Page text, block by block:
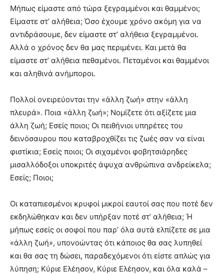
Μήπως είμαστε από τώρα ξεγραμμένοι και θαμμένοι;
Είμαστε στ’ αλήθεια; Όσο έχουμε χρόνο ακόμη για να
αντιδράσουμε, δεν είμαστε στ’ αλήθεια ξεγραμμένοι.
Αλλά ο χρόνος δεν θα μας περιμένει. Και μετά θα
είμαστε στ’ αλήθεια πεθαμένοι. Πεταμένοι και θαμμένοι
και αληθινά ανήμποροι.
Πολλοί ονειρεύονται την «άλλη ζωή» στην «άλλη
πλευρά». Ποια «άλλη ζωή»; Νομίζετε ότι αξίζετε μια
άλλη ζωή; Εσείς ποιοι; Οι πειθήνιοι υπηρέτες του
δεινόσαυρου που καταβροχθίζει τις ζωές σαν να είναι
φιστίκια; Εσείς ποιοι; Οι σιχαμένοι φοβητσιάρηδες
μισαλλόδοξοι υποκριτές άψυχα ανθρώπινα ανδρείκελα;
Εσείς; Ποιοι;
Οι καταπιεσμένοι κρυφοί μικροί εαυτοί σας που ποτέ δεν
εκδηλώθηκαν και δεν υπήρξαν ποτέ στ’ αλήθεια; Ή
μήπως εσείς οι σοφοί που παρ’ όλα αυτά ελπίζετε σε μια
«άλλη ζωή», υπονοώντας ότι κάποιος θα σας λυπηθεί
και θα σας τη δώσει, παραδεχόμενοι ότι είστε απλώς για
λύπηση; Κύριε Ελέησον, Κύριε Ελέησον, και όλα καλά –